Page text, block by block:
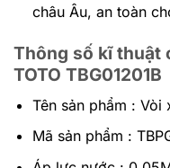
châu Âu, an toàn
Thông số kĩ thuật
TOTO TBG01201B
Tên sản phẩm : Vòi
Mã sản phẩm :